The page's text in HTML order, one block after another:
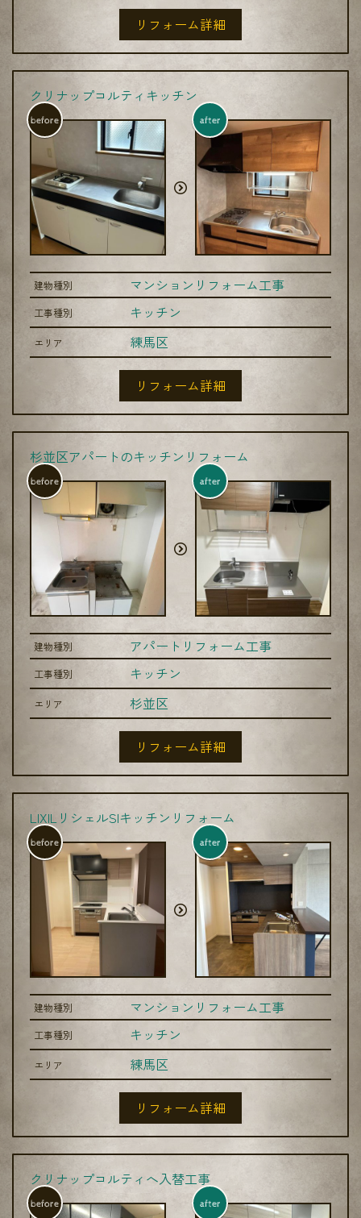
リフォーム詳細
クリナップコルティキッチン
before after
建物種別 マンションリフォーム工事
工事種別 キッチン
エリア 練馬区
リフォーム詳細
杉並区アパートのキッチンリフォーム
before after
建物種別 アパートリフォーム工事
工事種別 キッチン
エリア 杉並区
リフォーム詳細
LIXILリシェルSIキッチンリフォーム
before after
建物種別 マンションリフォーム工事
工事種別 キッチン
エリア 練馬区
リフォーム詳細
クリナップコルティへ入替工事
before after